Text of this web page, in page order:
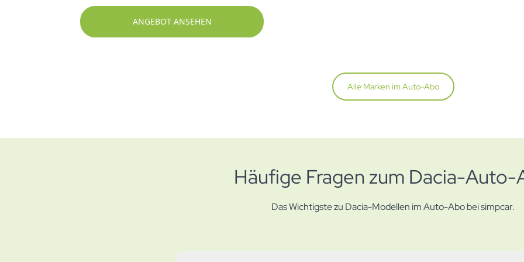
ANGEBOT ANSEHEN
Alle Marken im Auto-Abo
Häufige Fragen zum Dacia-Auto-
Das Wichtigste zu Dacia-Modellen im Auto-Abo bei simpcar.